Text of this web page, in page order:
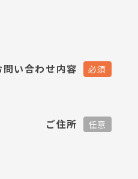
問い合わせ内容
ご住所